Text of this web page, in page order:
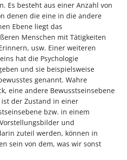
Es besteht aus einer Anzahl von
denen die eine in die andere
Ebene liegt das
Menschen mit Tätigkeiten
usw. Einer weiteren
hat die Psychologie
und sie beispielsweise
genannt. Wahre
eine andere Bewusstseinsebene
der Zustand in einer
bzw. in einem
und
zuteil werden, können in
sein von dem, was wir sonst